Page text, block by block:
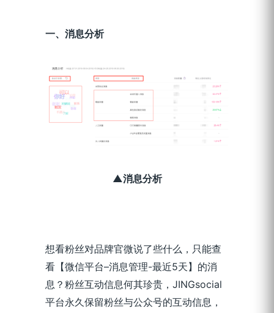
一、消息分析
▲消息分析
想看粉丝对品牌官微说了些什么，只能查
看【微信平台–消息管理-最近5天】的消
息？粉丝互动信息何其珍贵，JINGsocial
平台永久保留粉丝与公众号的互动信息，